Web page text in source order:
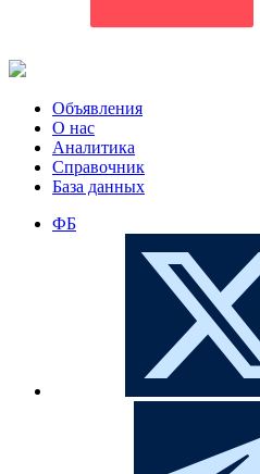
Объявления
О нас
Аналитика
Справочник
База данных
ФБ